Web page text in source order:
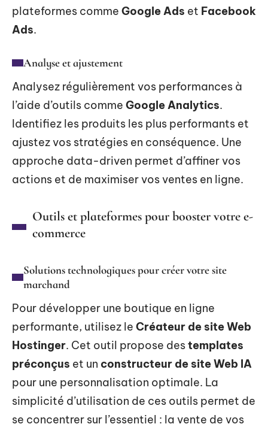
plateformes comme Google Ads et Facebook
Ads.
Analyse et ajustement
Analysez régulièrement vos performances à
l’aide d’outils comme Google Analytics.
Identifiez les produits les plus performants et
ajustez vos stratégies en conséquence. Une
approche data-driven permet d’affiner vos
actions et de maximiser vos ventes en ligne.
Outils et plateformes pour booster votre e-
commerce
Solutions technologiques pour créer votre site
marchand
Pour développer une boutique en ligne
performante, utilisez le Créateur de site Web
Hostinger. Cet outil propose destemplates
préconçus et un constructeur de site Web IA
pour une personnalisation optimale. La
simplicité d’utilisation de ces outils permet de
se concentrer sur l’essentiel : la vente de vos